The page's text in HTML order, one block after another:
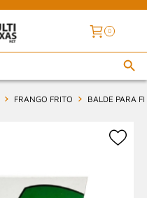
0
FRANGO FRITO BALDE PARA